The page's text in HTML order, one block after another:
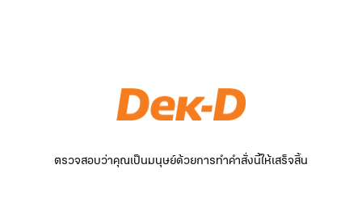
ตรวจสอบว่าคุณเป็นมนุษย์ด้วยการทำคำสั่งนี้ให้เสร็จสิ้น